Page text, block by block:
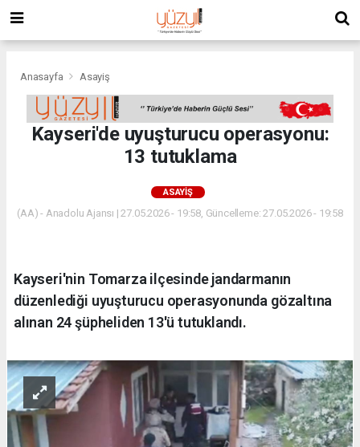
Anasayfa Asayiş
Kayseri'de uyuşturucu operasyonu:
13 tutuklama
ASAYIŞ
(AA) - Anadolu Ajansı | 27.05.2026 - 19:58, Güncelleme: 27.05.2026 - 19:58
Kayseri'nin Tomarza ilçesinde jandarmanın
düzenlediği uyuşturucu operasyonunda gözaltına
alınan 24 şüpheliden 13'ü tutuklandı.